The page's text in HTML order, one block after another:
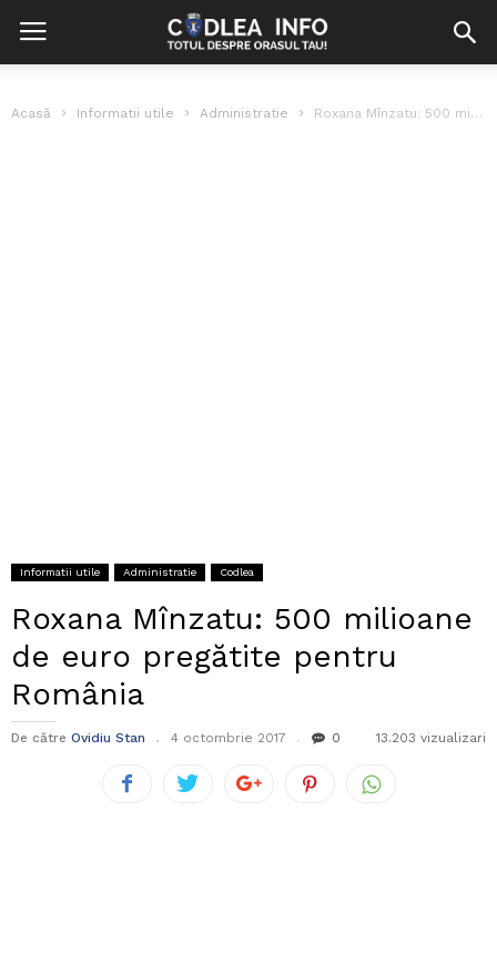
Acasă Informatii utile Administratie Roxana Mînzatu: 500 milioane de euro pregătite pentru România
Informatii utile Administratie Codlea
Roxana Mînzatu: 500 milioane
de euro pregătite pentru
România
De către Ovidiu Stan 4 octombrie 2017 0 13.203 vizualizari